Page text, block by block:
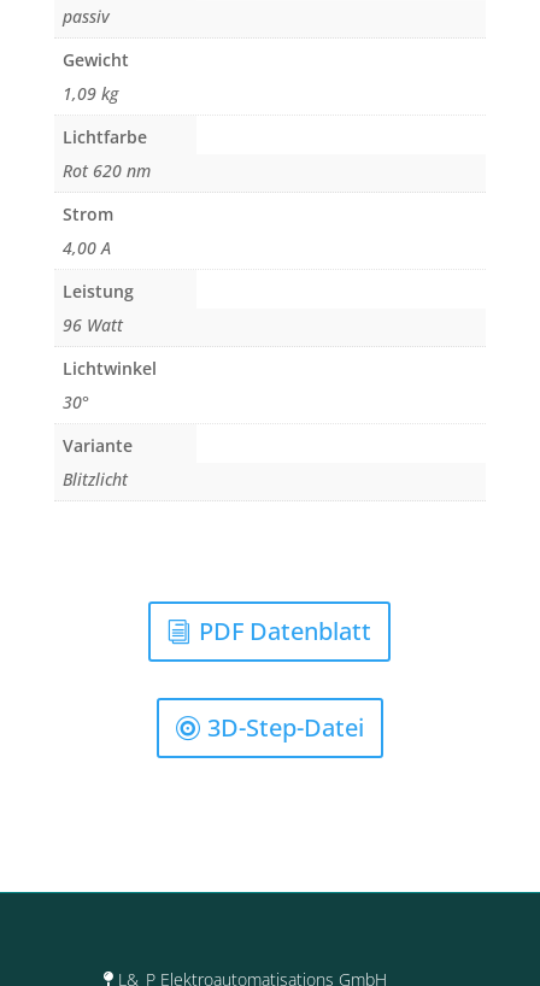
passiv
Gewicht
1,09 kg
Lichtfarbe
Rot 620 nm
Strom
4,00 A
Leistung
96 Watt
Lichtwinkel
30°
Variante
Blitzlicht
PDF Datenblatt
3D-Step-Datei
L&_P Elektroautomatisations GmbH